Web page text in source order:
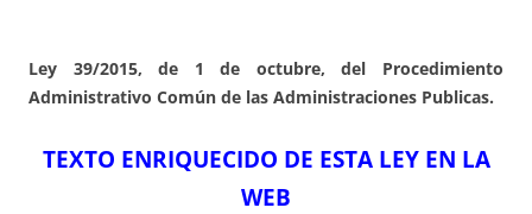
Ley 39/2015, de 1 de octubre, del Procedimiento
Administrativo Común de las Administraciones Publicas.
TEXTO ENRIQUECIDO DE ESTA LEY EN LA
WEB